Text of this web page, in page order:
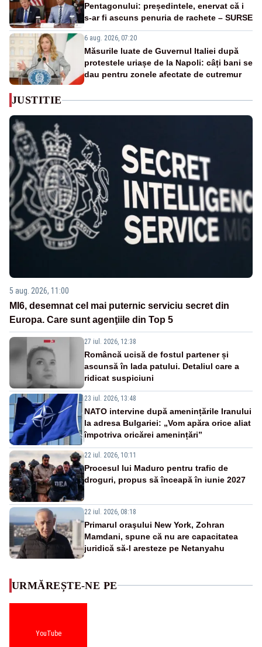
Pentagonului: președintele, enervat că i
s-ar fi ascuns penuria de rachete – SURSE
6 aug. 2026, 07:20
Măsurile luate de Guvernul Italiei după
protestele uriașe de la Napoli: câți bani se
dau pentru zonele afectate de cutremur
JUSTITIE
5 aug. 2026, 11:00
MI6, desemnat cel mai puternic serviciu secret din
Europa. Care sunt agenţiile din Top 5
27 iul. 2026, 12:38
Româncă ucisă de fostul partener și
ascunsă în lada patului. Detaliul care a
ridicat suspiciuni
23 iul. 2026, 13:48
NATO intervine după amenințările Iranului
la adresa Bulgariei: „Vom apăra orice aliat
împotriva oricărei amenințări”
22 iul. 2026, 10:11
Procesul lui Maduro pentru trafic de
droguri, propus să înceapă în iunie 2027
22 iul. 2026, 08:18
Primarul oraşului New York, Zohran
Mamdani, spune că nu are capacitatea
juridică să-l aresteze pe Netanyahu
URMĂREȘTE-NE PE
YouTube